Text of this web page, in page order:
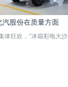
汽股份在质量方面
体狂欢，“冰箱彩电大沙